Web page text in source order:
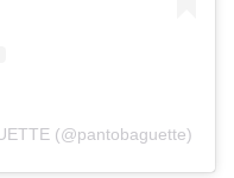
(@pantobaguette)